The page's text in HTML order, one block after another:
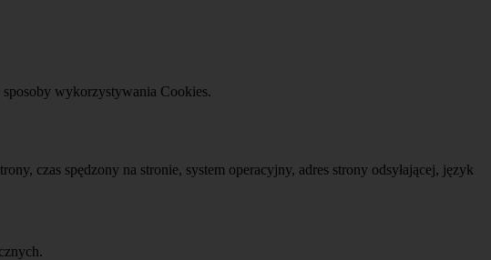
wykorzystywania Cookies.
czas spędzony na stronie, system operacyjny, adres strony odsyłającej, język